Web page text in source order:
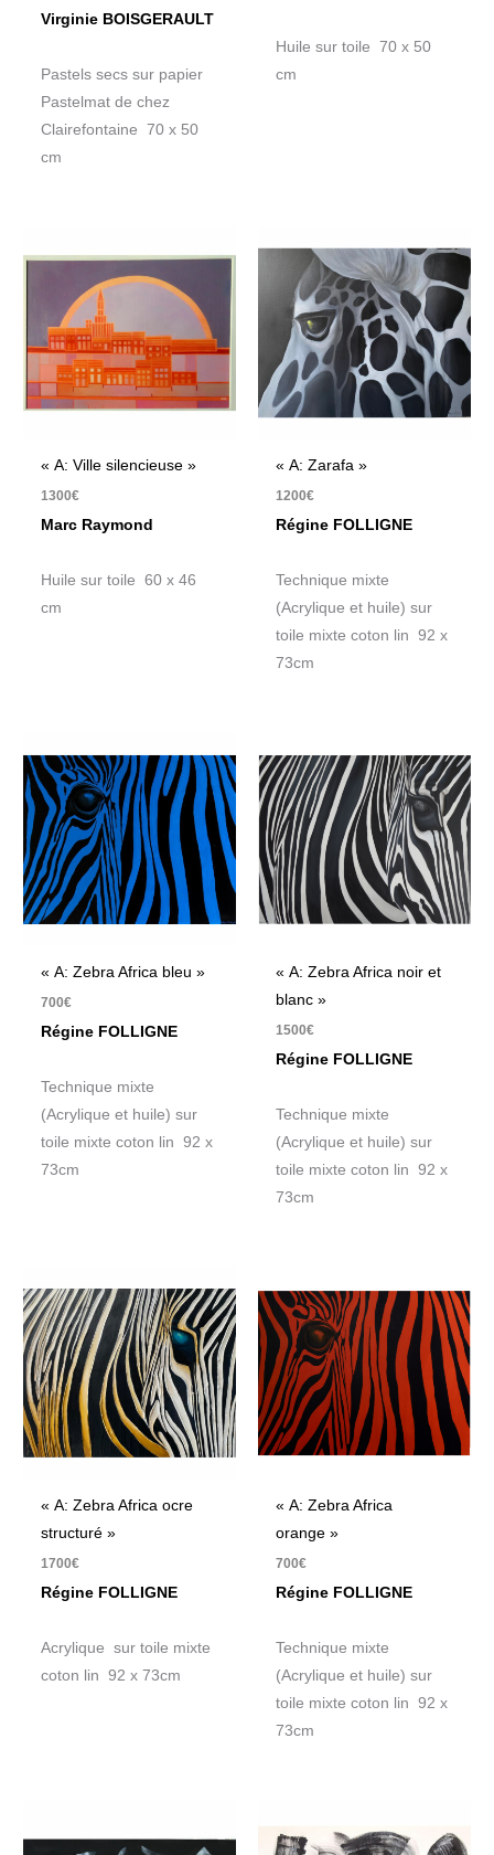
Virginie BOISGERAULT
Pastels secs sur papier
Pastelmat de chez
Clairefontaine 70 x 50
cm
Huile sur toile 70 x 50
cm
« A: Ville silencieuse »
1300€
Marc Raymond
Huile sur toile 60 x 46
cm
« A: Zarafa »
1200€
Régine FOLLIGNE
Technique mixte
(Acrylique et huile) sur
toile mixte coton lin 92 x
73cm
« A: Zebra Africa bleu »
700€
Régine FOLLIGNE
Technique mixte
(Acrylique et huile) sur
toile mixte coton lin 92 x
73cm
« A: Zebra Africa noir et
blanc »
1500€
Régine FOLLIGNE
Technique mixte
(Acrylique et huile) sur
toile mixte coton lin 92 x
73cm
« A: Zebra Africa ocre
structuré »
1700€
Régine FOLLIGNE
Acrylique sur toile mixte
coton lin 92 x 73cm
« A: Zebra Africa
orange »
700€
Régine FOLLIGNE
Technique mixte
(Acrylique et huile) sur
toile mixte coton lin 92 x
73cm